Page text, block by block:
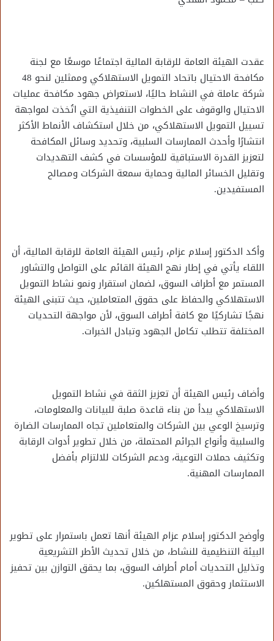
عقدت الهيئة العامة للرقابة المالية اجتماعًا موسعًا مع لجنة
مكافحة الاحتيال باتحاد التمويل الاستهلاكي وممثلين لنحو 48
شركة عاملة في النشاط حاليًا، لاستعراض جهود مكافحة عمليات
الاحتيال والوقوف على الخطوات التنفيذية التي اتُخذت لمواجهة
تسييل التمويل الاستهلاكي، من خلال استكشاف الأنماط الأكثر
انتشارًا وأحدث الممارسات السلبية، وتحديد وسائل المكافحة
لتعزيز القدرة الاستباقية للمؤسسات في كشف التهديدات
وتقليل الخسائر المالية وحماية سمعة الشركات ومصالح
المستفيدين.
وأكد الدكتور إسلام عزام، رئيس الهيئة العامة للرقابة المالية، أن
اللقاء يأتي في إطار نهج الهيئة القائم على التواصل والتشاور
المستمر مع أطراف السوق، لضمان استقرار ونمو نشاط التمويل
الاستهلاكي والحفاظ على حقوق المتعاملين، حيث تتبنى الهيئة
نهجًا تشاركيًا مع كافة أطراف السوق، لأن مواجهة التحديات
المختلفة تتطلب تكامل الجهود وتبادل الخبرات.
وأضاف رئيس الهيئة أن تعزيز الثقة في نشاط التمويل
الاستهلاكي يبدأ من بناء قاعدة صلبة للبيانات والمعلومات،
وترسيخ الوعي بين الشركات والمتعاملين تجاه الممارسات الضارة
والسلبية وأنواع الجرائم المحتملة، من خلال تطوير أدوات الرقابة
وتكثيف حملات التوعية، ودعم الشركات للالتزام بأفضل
الممارسات المهنية.
وأوضح الدكتور إسلام عزام الهيئة أنها تعمل باستمرار على تطوير
البيئة التنظيمية للنشاط، من خلال تحديث الأطر التشريعية
وتذليل التحديات أمام أطراف السوق، بما يحقق التوازن بين تحفيز
الاستثمار وحقوق المستهلكين.